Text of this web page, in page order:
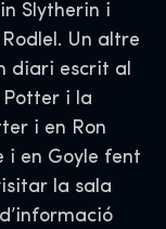
Slytherin i
Un altre
diari escrit al
Potter i la
i en Ron
i en Goyle fent
la sala